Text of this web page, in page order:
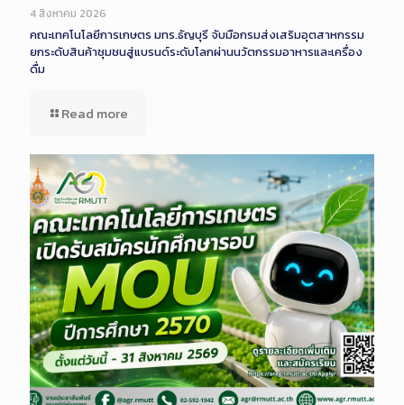
Description
4 สิงหาคม 2026
คณะเทคโนโลยีการเกษตร มทร.ธัญบุรี จับมือกรมส่งเสริมอุตสาหกรรม
ยกระดับสินค้าชุมชนสู่แบรนด์ระดับโลกผ่านนวัตกรรมอาหารและเครื่อง
ดื่ม
Read more